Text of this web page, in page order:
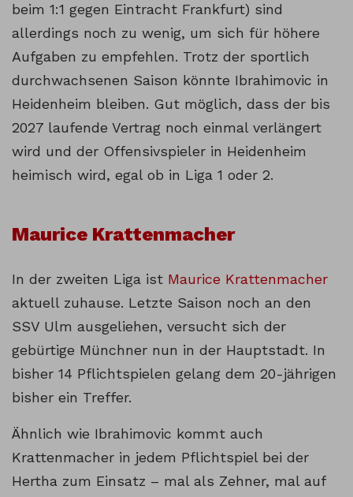
beim 1:1 gegen Eintracht Frankfurt) sind
allerdings noch zu wenig, um sich für höhere
Aufgaben zu empfehlen. Trotz der sportlich
durchwachsenen Saison könnte Ibrahimovic in
Heidenheim bleiben. Gut möglich, dass der bis
2027 laufende Vertrag noch einmal verlängert
wird und der Offensivspieler in Heidenheim
heimisch wird, egal ob in Liga 1 oder 2.
Maurice Krattenmacher
In der zweiten Liga ist Maurice Krattenmacher
aktuell zuhause. Letzte Saison noch an den
SSV Ulm ausgeliehen, versucht sich der
gebürtige Münchner nun in der Hauptstadt. In
bisher 14 Pflichtspielen gelang dem 20-jährigen
bisher ein Treffer.
Ähnlich wie Ibrahimovic kommt auch
Krattenmacher in jedem Pflichtspiel bei der
Hertha zum Einsatz – mal als Zehner, mal auf